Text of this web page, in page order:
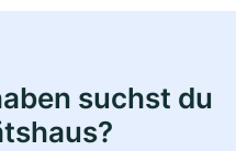
suchst du